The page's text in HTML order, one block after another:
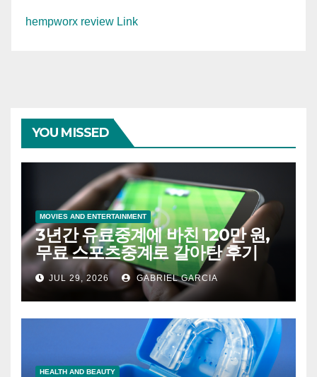
hempworx review Link
YOU MISSED
MOVIES AND ENTERTAINMENT
3년간 유료중계에 바친 120만 원,
무료 스포츠중계로 갈아탄 후기
JUL 29, 2026 GABRIEL GARCIA
HEALTH AND BEAUTY